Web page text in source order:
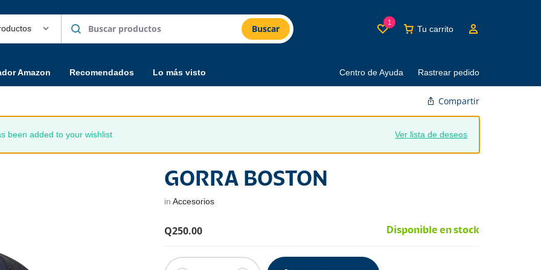
Buscar
1
Tu carrito
Amazon Recomendados Lo más visto Centro de Ayuda Rastrear pedido
Compartir
Ver lista de deseos
been added to your wishlist
GORRA BOSTON
inAccesorios
Q250.00 Disponible en stock